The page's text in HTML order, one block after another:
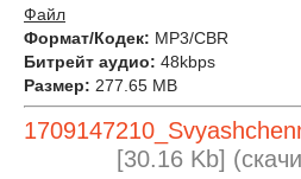
Файл
Формат/Кодек: MP3/CBR
Битрейт аудио: 48kbps
Размер: 277.65 MB
[30.16 Kb]